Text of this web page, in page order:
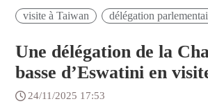
visite à Taiwan délégation
Une délégation de la
basse d’Eswatini en
24/11/2025 17:53